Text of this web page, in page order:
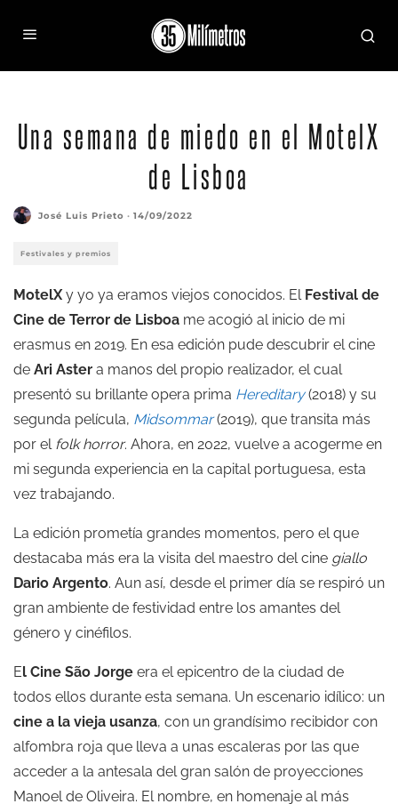
Una semana de miedo en el MotelX
de Lisboa
José Luis Prieto · 14/09/2022
Festivales y premios
MotelXy yo ya eramos viejos conocidos. El Festival de
Cine de Terror de Lisboa me acogió al inicio de mi
erasmus en 2019. En esa edición pude descubrir el cine
de Ari Aster a manos del propio realizador, el cual
presentó su brillante opera prima Hereditary(2018) y su
segunda película, Midsommar(2019), que transita más
por elfolk horror. Ahora, en 2022, vuelve a acogerme en
mi segunda experiencia en la capital portuguesa, esta
vez trabajando.
La edición prometía grandes momentos, pero el que
destacaba más era la visita del maestro del cine giallo
Dario Argento. Aun así, desde el primer día se respiró un
gran ambiente de festividad entre los amantes del
género y cinéfilos.
El Cine São Jorge era el epicentro de la ciudad de
todos ellos durante esta semana. Un escenario idílico: un
cine a la vieja usanza, con un grandísimo recibidor con
alfombra roja que lleva a unas escaleras por las que
acceder a la antesala del gran salón de proyecciones
Manoel de Oliveira. El nombre, en homenaje al más